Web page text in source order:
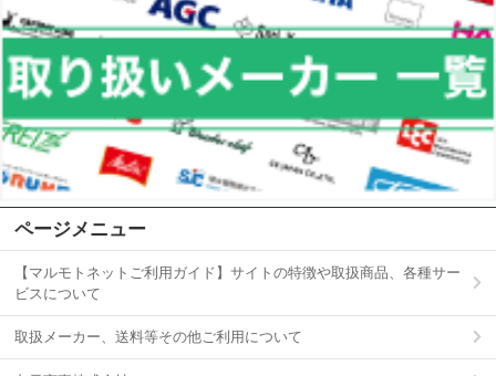
ページメニュー
【マルモトネットご利用ガイド】サイトの特徴や取扱商品、各種サー
ビスについて
取扱メーカー、送料等その他ご利用について